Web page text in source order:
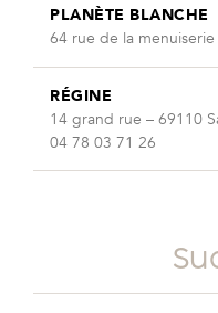
PLANÈTE BLANCHE
64 rue de la
RÉGINE
14 grand rue – 69110
04 78 03 71 26